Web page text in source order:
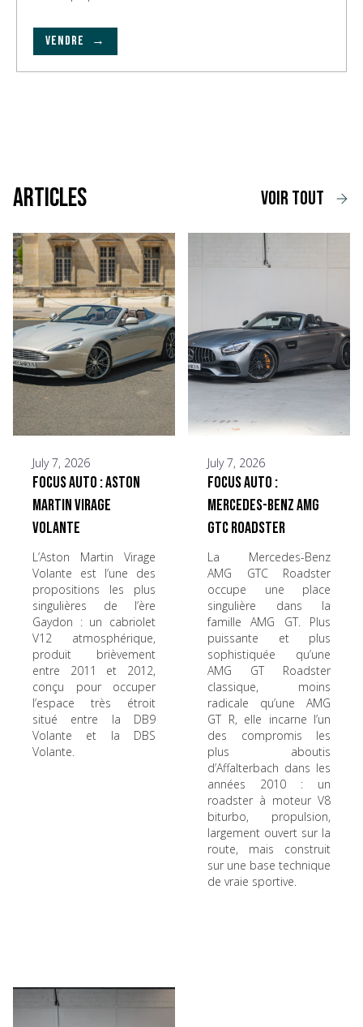
VENDRE →
voir tout
Articles
July 7, 2026
Focus Auto : Aston
Martin Virage
Volante
L’Aston Martin Virage
Volante est l’une des
propositions les plus
singulières de l’ère
Gaydon : un cabriolet
V12 atmosphérique,
produit brièvement
entre 2011 et 2012,
conçu pour occuper
l’espace très étroit
situé entre la DB9
Volante et la DBS
Volante.
July 7, 2026
Focus Auto :
Mercedes-Benz AMG
GTC Roadster
La Mercedes-Benz
AMG GTC Roadster
occupe une place
singulière dans la
famille AMG GT. Plus
puissante et plus
sophistiquée qu’une
AMG GT Roadster
classique, moins
radicale qu’une AMG
GT R, elle incarne l’un
des compromis les
plus aboutis
d’Affalterbach dans les
années 2010 : un
roadster à moteur V8
biturbo, propulsion,
largement ouvert sur la
route, mais construit
sur une base technique
de vraie sportive.